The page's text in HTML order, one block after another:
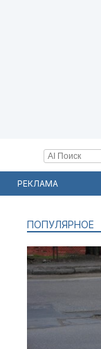
РЕКЛАМА
ПОПУЛЯРНОЕ